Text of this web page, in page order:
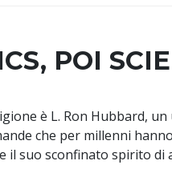
POI
è L. Ron Hubbard,
che per millenni
il suo sconfinato spirito